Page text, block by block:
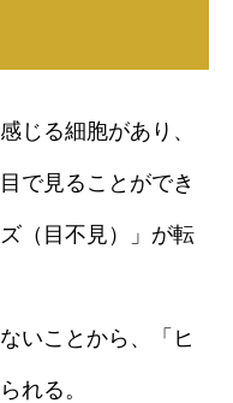
じる細胞があり、
で見ることができ
（目不見）」が転
いことから、「ヒ
れる。